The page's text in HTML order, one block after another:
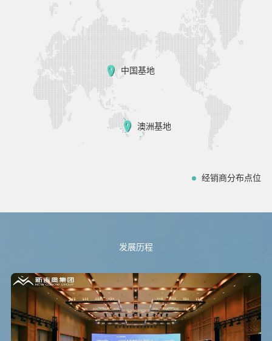
力正持续扩大。
中国基地
澳洲基地
经销商分布点位
发展历程